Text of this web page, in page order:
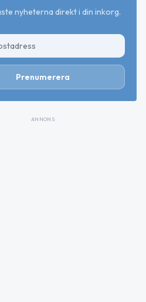
nyheterna direkt i din inkorg.
Prenumerera
ANNONS